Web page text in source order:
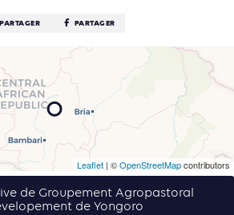
PARTAGER PARTAGER
Leaflet | ©OpenStreetMapcontributors
de Groupement Agropastoral
de Yongoro